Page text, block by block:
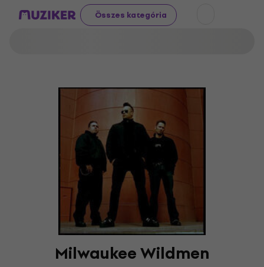
Összes kategória
Milwaukee Wildmen